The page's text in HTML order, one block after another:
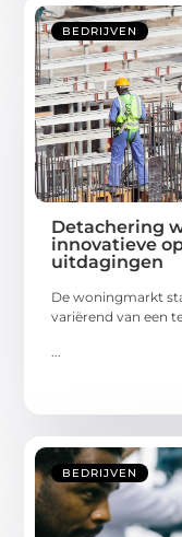
BEDRIJVEN
Detachering
innovatieve
uitdagingen
De woningmarkt
variërend van een
...
BEDRIJVEN